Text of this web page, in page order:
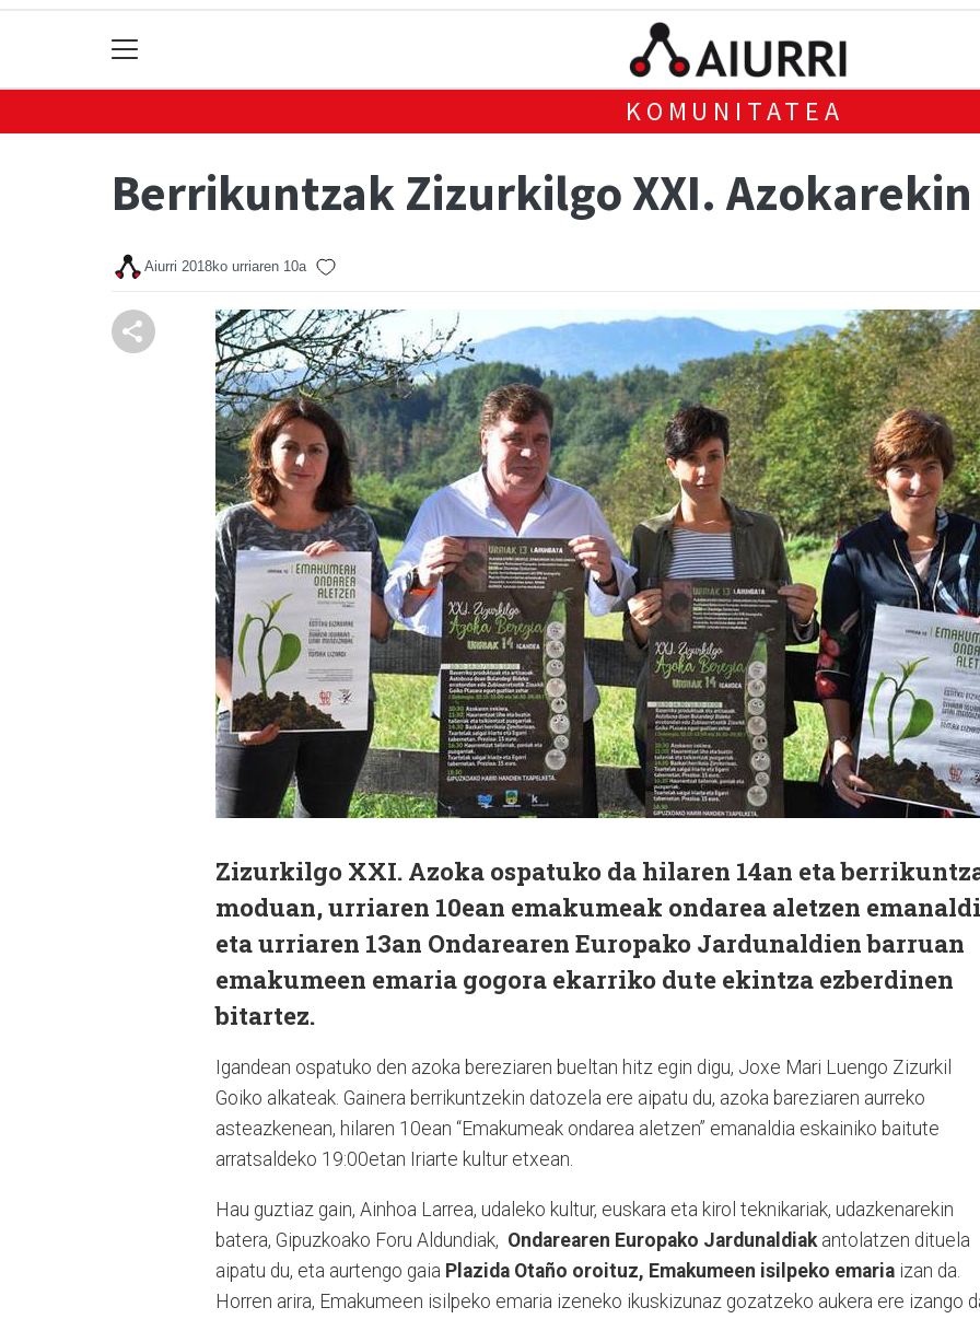
KOMUNITATEA
Berrikuntzak Zizurkilgo XXI.
Aiurri 2018ko urriaren 10a
Zizurkilgo XXI. Azoka ospatuko da hilaren 14an eta
moduan, urriaren 10ean emakumeak ondarea aletzen
eta urriaren 13an Ondarearen Europako Jardunaldien barruan
emakumeen emaria gogora ekarriko dute ekintza ezberdinen
bitartez.
Igandean ospatuko den azoka bereziaren bueltan hitz egin digu, Joxe Mari Luengo Zizurkil
Goiko alkateak. Gainera berrikuntzekin datozela ere aipatu du, azoka bareziaren aurreko
asteazkenean, hilaren 10ean “Emakumeak ondarea aletzen” emanaldia eskainiko baitute
arratsaldeko 19:00etan Iriarte kultur etxean.
Hau guztiaz gain, Ainhoa Larrea, udaleko kultur, euskara eta kirol teknikariak, udazkenarekin
batera, Gipuzkoako Foru Aldundiak, Ondarearen Europako Jardunaldiak antolatzen dituela
aipatu du, eta aurtengo gaia Plazida Otaño oroituz, Emakumeen isilpeko emaria izan da.
Horren arira, Emakumeen isilpeko emaria izeneko ikuskizunaz gozatzeko aukera ere izango